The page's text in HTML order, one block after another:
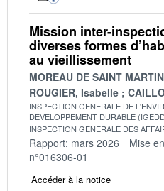
Mission inter-
diverses formes
au vieillissement
MOREAU DE SAINT
ROUGIER, Isabelle
INSPECTION GENERALE DE
DEVELOPPEMENT DURABLE
INSPECTION GENERALE DES
Rapport: mars 2026 Mise
n°016306-01
Accéder à la notice